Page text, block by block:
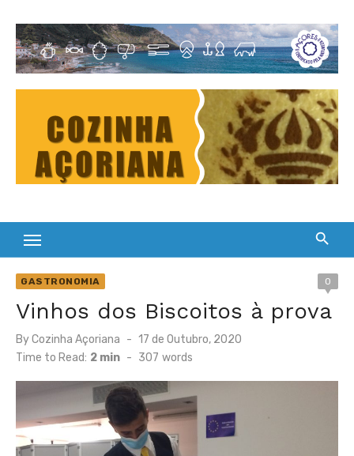
content
Cultura Gastronómica dos Açores
GASTRONOMIA 0
Vinhos dos Biscoitos à prova
ByCozinha Açoriana
Posted
on
17 de Outubro, 2020
Time to Read: 2 min - 307 words